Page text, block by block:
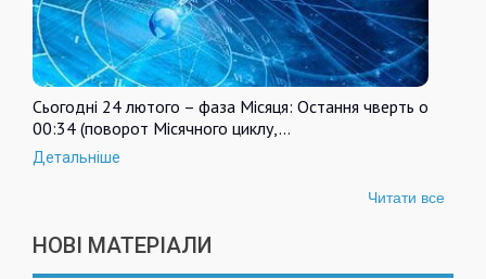
Сьогодні 24 лютого – фаза Місяця: Остання чверть о
00:34 (поворот Місячного циклу,…
Детальніше
Читати все
НОВІ МАТЕРІАЛИ